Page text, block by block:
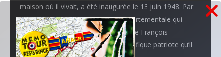
maison où il vivait, a été inaugurée le 13 juin 1948. Par
ailleurs, dans le bourg, la route départementale qui
conduit à Vichy porte le nom de « rue François
RIBOULET » en hommage au magnifique patriote qu’il